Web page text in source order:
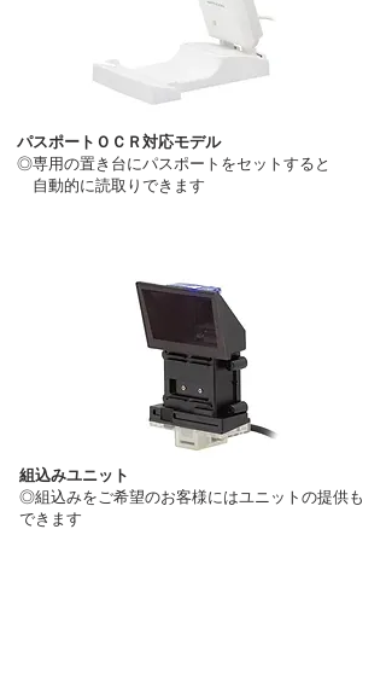
組込みユニット
◎組込みをご希望のお客様にはユニットの提供も
できます
パスポートＯＣＲ対応モデル
◎専用の置き台にパスポートをセットすると
自動的に読取り できます